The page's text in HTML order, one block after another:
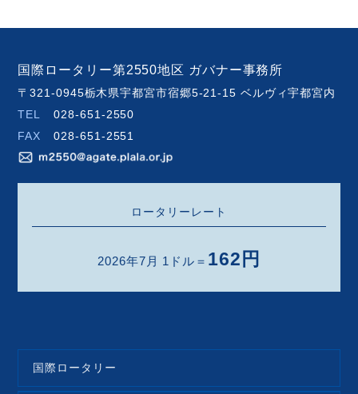
国際ロータリー第2550地区 ガバナー事務所
〒321-0945栃木県宇都宮市宿郷5-21-15 ベルヴィ宇都宮内
TEL
028-651-2550
FAX
028-651-2551
ロータリーレート
2026年7月 1ドル＝ 162円
国際ロータリー